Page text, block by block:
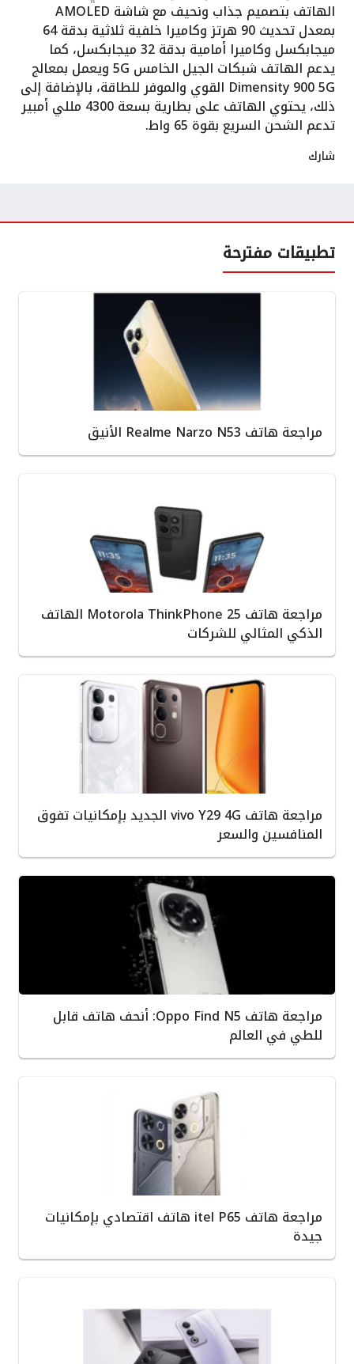
الهاتف بتصميم جذاب ونحيف مع شاشة AMOLED
بمعدل تحديث 90 هرتز وكاميرا خلفية ثلاثية بدقة 64
ميجابكسل وكاميرا أمامية بدقة 32 ميجابكسل، كما
يدعم الهاتف شبكات الجيل الخامس 5G ويعمل بمعالج
Dimensity 900 5G القوي والموفر للطاقة، بالإضافة إلى
ذلك، يحتوي الهاتف على بطارية بسعة 4300 مللي أمبير
تدعم الشحن السريع بقوة 65 واط.
شارك
تطبيقات مفترحة
مراجعة هاتف Realme Narzo N53 الأنيق
مراجعة هاتف Motorola ThinkPhone 25 الهاتف
الذكي المثالي للشركات
مراجعة هاتف vivo Y29 4G الجديد بإمكانيات تفوق
المنافسين والسعر
مراجعة هاتف Oppo Find N5: أنحف هاتف قابل
للطي في العالم
مراجعة هاتف itel P65 هاتف اقتصادي بإمكانيات
جيدة